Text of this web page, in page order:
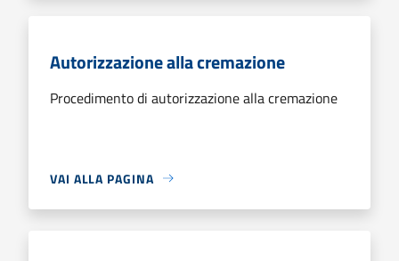
Autorizzazione alla cremazione
Procedimento di autorizzazione alla cremazione
VAI ALLA PAGINA